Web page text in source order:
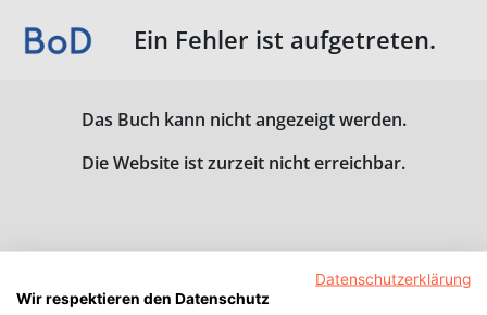
Ein Fehler ist aufgetreten.
Das Buch kann nicht angezeigt werden.
Die Website ist zurzeit nicht erreichbar.
Datenschutzerklärung
Wir respektieren den Datenschutz